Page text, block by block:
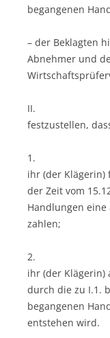
begangenen
– der Beklagten
Abnehmer und
II.
festzustellen,
1.
ihr (der Klägerin)
der Zeit vom
Handlungen eine
zahlen;
2.
ihr (der Klägerin)
durch die zu I.1.
begangenen
entstehen wird.